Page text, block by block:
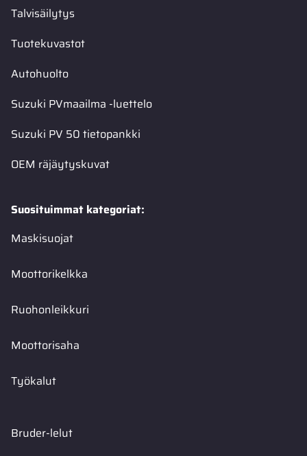
Talvisäilytys
Tuotekuvastot
Autohuolto
Suzuki PVmaailma -luettelo
Suzuki PV 50 tietopankki
OEM räjäytyskuvat
Suosituimmat kategoriat:
Maskisuojat
Moottorikelkka
Ruohonleikkuri
Moottorisaha
Työkalut
Bruder-lelut